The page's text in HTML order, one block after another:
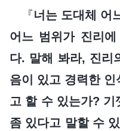
『너는 도대체 어
어느 범위가 진리
다. 말해 봐라, 진리
음이 있고 경력한
고 할 수 있는가? 기
좀 있다고 말할 수